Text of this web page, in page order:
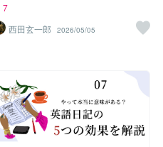
。それは、 ①そもそも英単語の意味
えていない ②英単語の音を覚えてい
い ③英語が早くて、理解が追い付かな
原因でリスニングが聞き取れないの
】を自覚しているかどうかで 同じトレ
ニングをしていても効果が大き
！！ 本当に大きく異なります！！！
動でも、足が速くなりたいからといっ
【ただたくさん走る人】と 【同じ数を
？１、基本の自己紹介（名前・場
仕事）を整える 👤・西田さんの今の
動や「量より質」を目指す姿勢を英語
自然に聞こえるかなど、話し方のコツ
学ぶ。どちらをやってみたいか、教え
ください！😊Q、この文章を使って、
に発音の練習をしてみるＡ、素晴ら
いですね！自分の書いた物語を口に出
みることで、キャラクターの感情や
7
西田玄一郎
2026/05/05